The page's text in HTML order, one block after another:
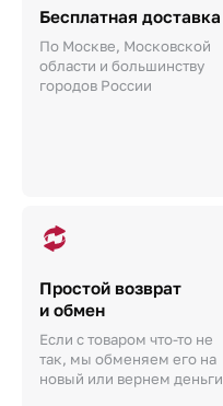
Бесплатная доставка
По Москве, Московской
области и большинству
городов России
Простой возврат
и обмен
Если с товаром что-то не
так, мы обменяем его на
новый или вернем деньги